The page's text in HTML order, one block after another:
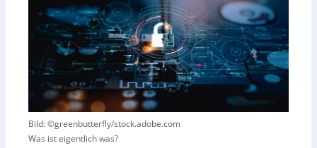
n
s
V
s
i
e
r
n
e
e
n
t
s
t
e
h
t
s
c
h
e
G
e
s
e
l
Bild: ©greenbutterfly/stock.adobe.com
Was ist eigentlich was?